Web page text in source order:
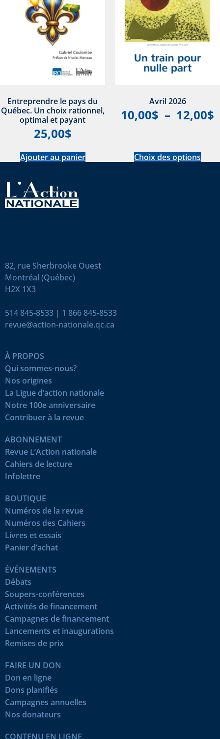
Entreprendre le pays du
Québec. Un choix rationnel,
optimal et payant
25,00$
Ajouter au panier
Avril 2026
10,00$ – 12,00$
Choix des options
82, rue Sherbrooke Ouest
Montréal (Québec)
H2X 1X3
514 845-8533 | 1 866 845-8533
revue@action-nationale.qc.ca
À PROPOS
Qui sommes-nous?
Nos origines
La Ligue d’action nationale
Notre 100e anniversaire
Contribuer à la revue
ABONNEMENT
Revue L’Action nationale
Cahiers de lecture
Infolettre
BOUTIQUE
Numéros de la revue
Numéros des Cahiers
Livres et essais
Panier d’achat
ÉVÉNEMENTS
Débats
Soupers-conférences
Activités de financement
Campagnes de financement
Lancements et inaugurations
Remises de prix
FAIRE UN DON
Don en ligne
Dons planifiés
Campagnes annuelles
Nos donateurs
CONTENU EN LIGNE